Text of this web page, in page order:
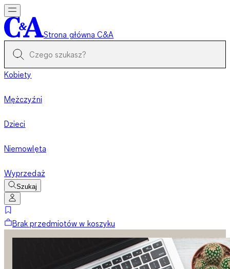
Strona główna C&A
Kobiety
Mężczyźni
Dzieci
Niemowlęta
Wyprzedaż
Szukaj
Brak przedmiotów w koszyku